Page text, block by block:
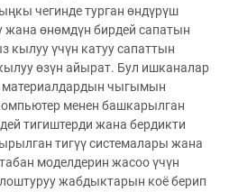
чегинде турган өндүрүш
жана өнөмдүн бирдей сапатын
кылуу үчүн катуу сапаттын
өзүн айырат. Бул ишканалар
материалдардын чыгымын
менен башкарылган
тигиштерди жана бердикти
тигүү системалары жана
моделдерин жасоо үчүн
жабдыктарын коё берип